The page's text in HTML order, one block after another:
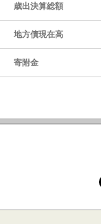
歳出決算総額
地方債現在高
寄附金